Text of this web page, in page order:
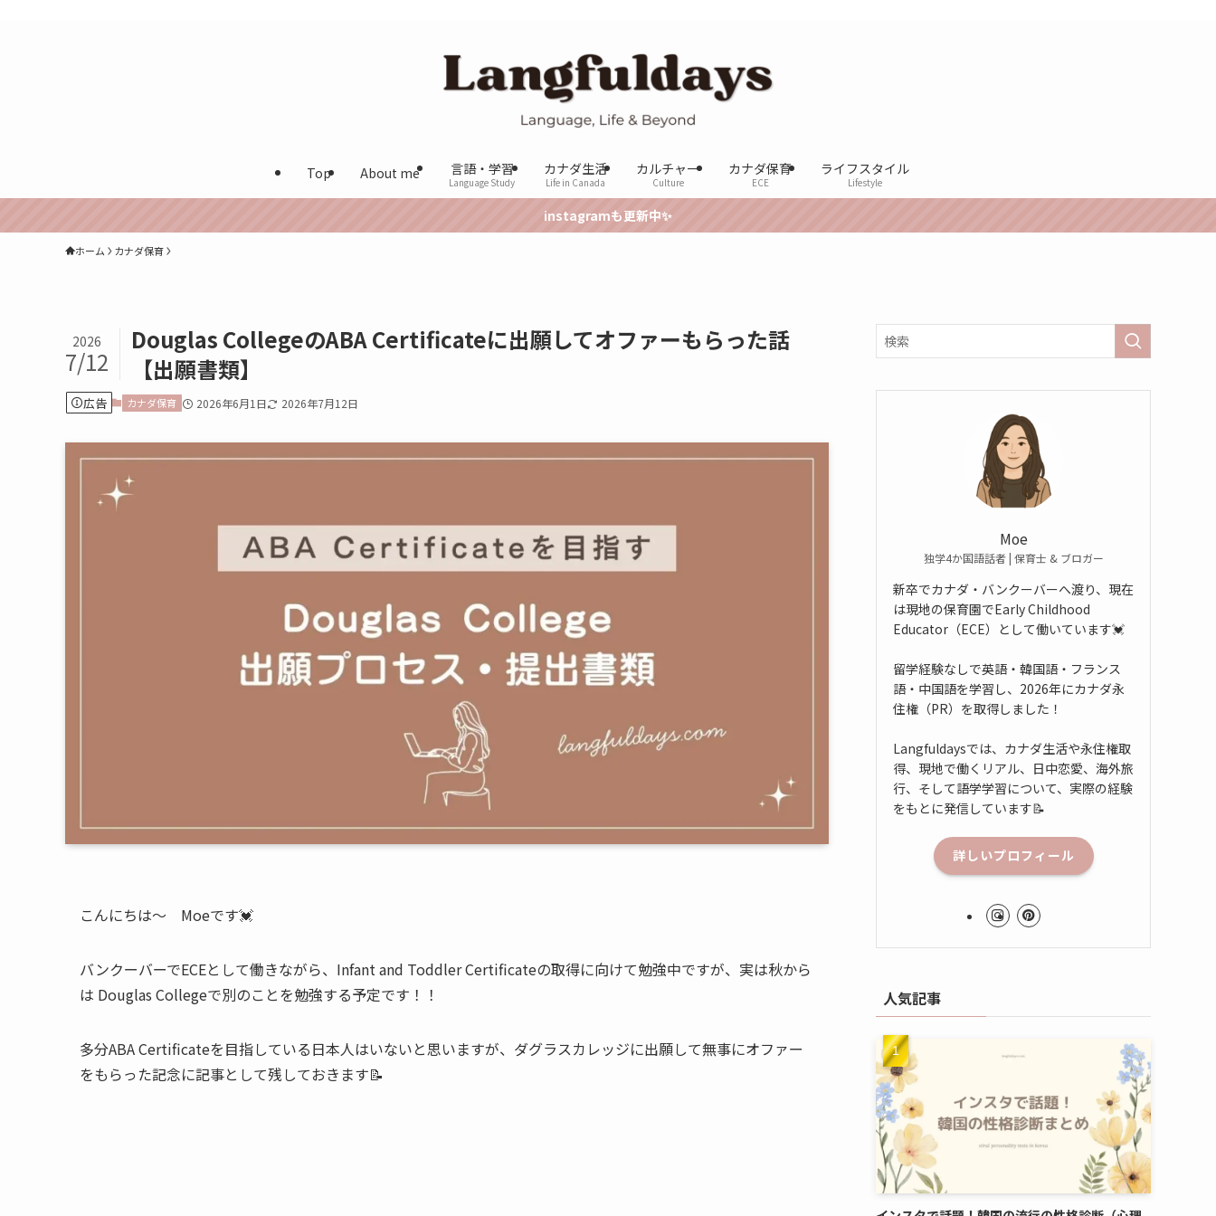
Top About me 言語・学習
Language Study
カナダ生活
Life in Canada
カルチャー
Culture
カナダ保育
ECE
ライフスタイル
Lifestyle
instagramも更新中✨
ホーム カナダ保育
Douglas CollegeのABA Certificateに出願してオファーもらった話
【出願書類】
2026
7/12
広告 カナダ保育 2026年6月1日 2026年7月12日
こんにちは〜 Moeです💓
バンクーバーでECEとして働きながら、Infant and Toddler Certificateの取得に向けて勉強中ですが、実は秋から
は Douglas Collegeで別のことを勉強する予定です！！
多分ABA Certificateを目指している日本人はいないと思いますが、ダグラスカレッジに出願して無事にオファー
をもらった記念に記事として残しておきます📝
Moe
独学4か国語話者 | 保育士 & ブロガー
新卒でカナダ・バンクーバーへ渡り、現在
は現地の保育園でEarly Childhood
Educator（ECE）として働いています💓
留学経験なしで英語・韓国語・フランス
語・中国語を学習し、2026年にカナダ永
住権（PR）を取得しました！
Langfuldaysでは、カナダ生活や永住権取
得、現地で働くリアル、日中恋愛、海外旅
行、そして語学学習について、実際の経験
をもとに発信しています📝
詳しいプロフィール
人気記事